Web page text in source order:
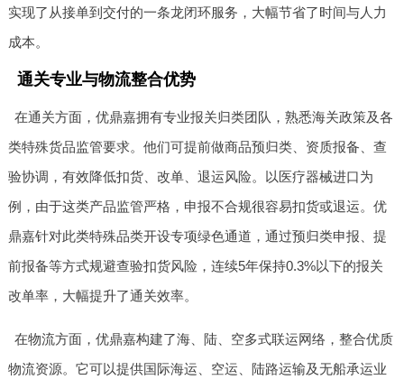
实现了从接单到交付的一条龙闭环服务，大幅节省了时间与人力
成本。
通关专业与物流整合优势
在通关方面，优鼎嘉拥有专业报关归类团队，熟悉海关政策及各
类特殊货品监管要求。他们可提前做商品预归类、资质报备、查
验协调，有效降低扣货、改单、退运风险。以医疗器械进口为
例，由于这类产品监管严格，申报不合规很容易扣货或退运。优
鼎嘉针对此类特殊品类开设专项绿色通道，通过预归类申报、提
前报备等方式规避查验扣货风险，连续5年保持0.3%以下的报关
改单率，大幅提升了通关效率。
在物流方面，优鼎嘉构建了海、陆、空多式联运网络，整合优质
物流资源。它可以提供国际海运、空运、陆路运输及无船承运业